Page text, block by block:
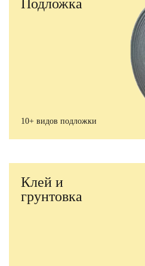
Подложка
10+ видов подложки
Клей и
грунтовка